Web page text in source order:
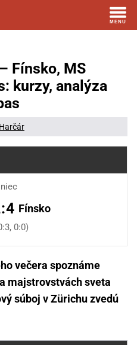
Fínsko, MS
kurzy, analýza
Fínsko
0:0)
večera spoznáme
majstrovstvách sveta
súboj v Zürichu zvedú